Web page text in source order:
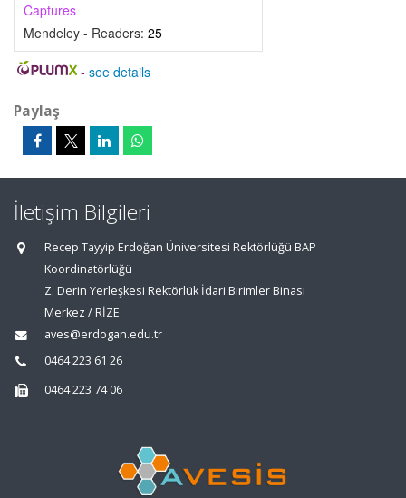
Captures
Mendeley - Readers: 25
- see details
Paylaş
İletişim Bilgileri
Recep Tayyip Erdoğan Üniversitesi Rektörlüğü BAP
Koordinatörlüğü
Z. Derin Yerleşkesi Rektörlük İdari Birimler Binası
Merkez / RİZE
aves@erdogan.edu.tr
0464 223 61 26
0464 223 74 06